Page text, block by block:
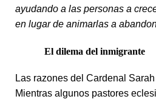
ayudando a las personas a
en lugar de animarlas a
El dilema del inmigrante
Las razones del Cardenal
Mientras algunos pastores